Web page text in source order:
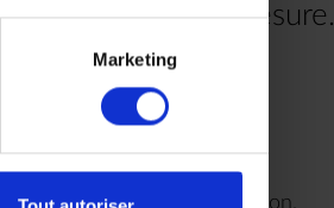
Marketing
voyage à votre mesure.
à 18H30 sans interruption,